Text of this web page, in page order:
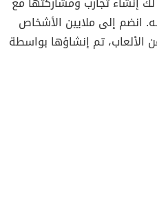
انضم إلى ملايين الأشخاص
تم إنشاؤها بواسطة